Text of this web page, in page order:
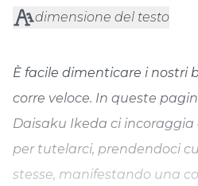
dimensione del testo
È facile dimenticare i nostri
corre veloce. In queste
Daisaku Ikeda ci incoraggia
per tutelarci, prendendoci
stesse, manifestando una